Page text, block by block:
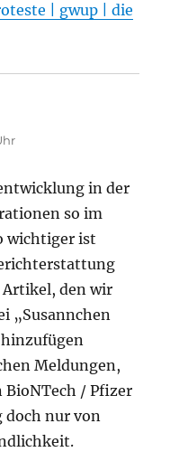
| gwup | die
in der
so im
wichtiger ist
Artikel, den wir
„Susannchen
Meldungen,
BioNTech / Pfizer
doch nur von